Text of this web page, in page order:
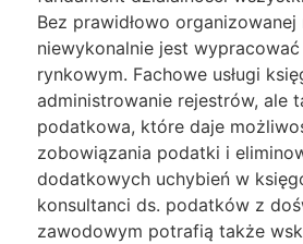
Bez prawidłowo
niewykonalnie jest
rynkowym. Fachowe usługi
administrowanie rejestrów, ale
podatkowa, które daje
zobowiązania podatki i
dodatkowych uchybień w
konsultanci ds. podatków z
zawodowym potrafią także